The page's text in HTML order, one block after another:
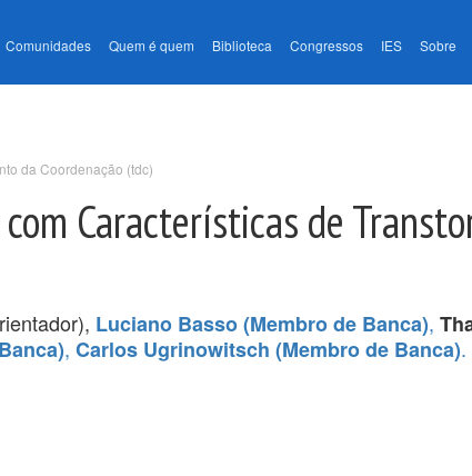
Comunidades Quem é quem Biblioteca Congressos IES Sobre
da Coordenação (tdc)
Características de
Luciano Basso (Membro de Banca),
, Carlos Ugrinowitsch (Membro de Banca).